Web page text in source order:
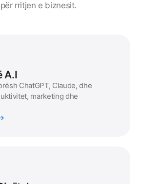
rritjen e biznesit.
A.I
ChatGPT, Claude, dhe
marketing dhe